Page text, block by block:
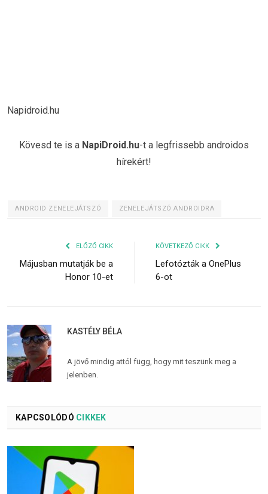
Napidroid.hu
Kövesd te is a NapiDroid.hu-t a legfrissebb androidos
hírekért!
ANDROID ZENELEJÁTSZÓ ZENELEJÁTSZÓ ANDROIDRA
ELŐZŐ CIKK
Májusban mutatják be a
Honor 10-et
KÖVETKEZŐ CIKK
Lefotózták a OnePlus
6-ot
KASTÉLY BÉLA
A jövő mindig attól függ, hogy mit teszünk meg a
jelenben.
KAPCSOLÓDÓ CIKKEK